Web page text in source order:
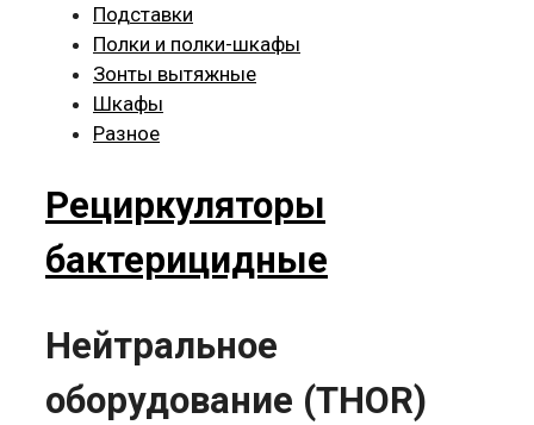
Подставки
Полки и полки-шкафы
Зонты вытяжные
Шкафы
Разное
Рециркуляторы
бактерицидные
Нейтральное
оборудование (THOR)